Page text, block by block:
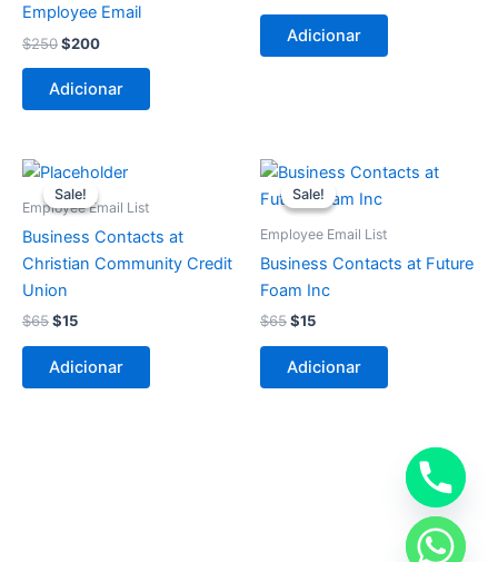
Employee Email
$250$200
Adicionar
Adicionar
Sale!
Sale!
Employee Email List
Business Contacts at
Christian Community Credit
Union
$65
O
preço
original
$65.
$15
O
preço
atual
$15.
Adicionar
Sale!
Sale!
Employee Email List
Business Contacts at Future
Foam Inc
$65
O
preço
original
$65.
$15
O
preço
atual
$15.
Adicionar